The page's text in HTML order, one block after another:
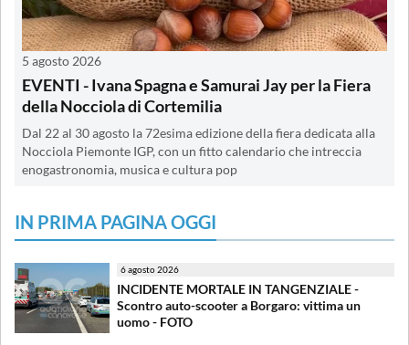
5 agosto 2026
EVENTI - Ivana Spagna e Samurai Jay per la Fiera
della Nocciola di Cortemilia
Dal 22 al 30 agosto la 72esima edizione della fiera dedicata alla
Nocciola Piemonte IGP, con un fitto calendario che intreccia
enogastronomia, musica e cultura pop
IN PRIMA PAGINA OGGI
6 agosto 2026
INCIDENTE MORTALE IN TANGENZIALE -
Scontro auto-scooter a Borgaro: vittima un
uomo - FOTO